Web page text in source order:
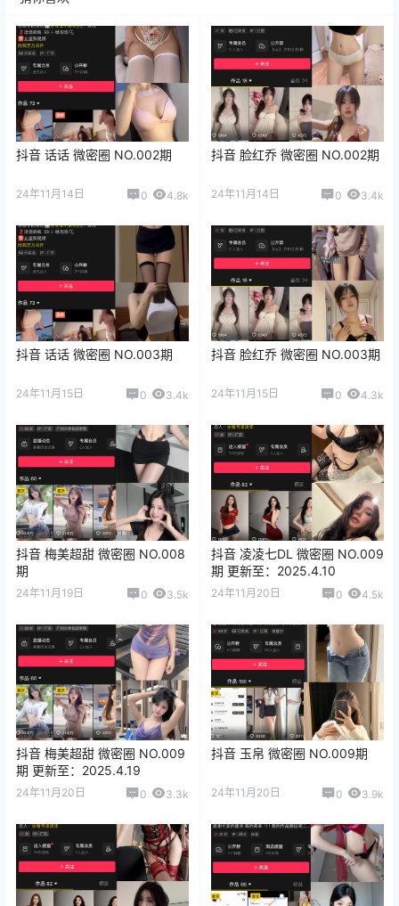
抖音 话话 微密圈 NO.002期
24年11月14日 0 4.8k
抖音 脸红乔 微密圈 NO.002期
24年11月14日 0 3.4k
抖音 话话 微密圈 NO.003期
24年11月15日 0 3.4k
抖音 脸红乔 微密圈 NO.003期
24年11月15日 0 4.3k
抖音 梅美超甜 微密圈 NO.008
期
24年11月19日 0 3.5k
抖音 凌凌七DL 微密圈 NO.009
期 更新至：2025.4.10
24年11月20日 0 4.5k
抖音 梅美超甜 微密圈 NO.009
期 更新至：2025.4.19
24年11月20日 0 3.3k
抖音 玉帛 微密圈 NO.009期
24年11月20日 0 3.9k